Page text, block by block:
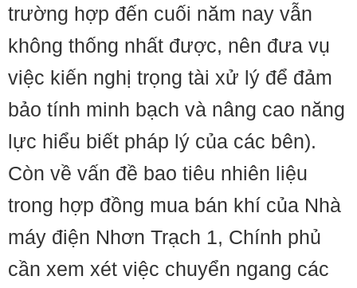
trường hợp đến cuối năm nay vẫn
không thống nhất được, nên đưa vụ
việc kiến nghị trọng tài xử lý để đảm
bảo tính minh bạch và nâng cao năng
lực hiểu biết pháp lý của các bên).
Còn về vấn đề bao tiêu nhiên liệu
trong hợp đồng mua bán khí của Nhà
máy điện Nhơn Trạch 1, Chính phủ
cần xem xét việc chuyển ngang các